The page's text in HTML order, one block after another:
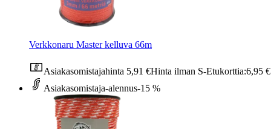
Verkkonaru Master kelluva 66m
Asiakasomistajahinta 5,91 €Hinta ilman S-Etukorttia:6,95 €
Asiakasomistaja-alennus-15 %